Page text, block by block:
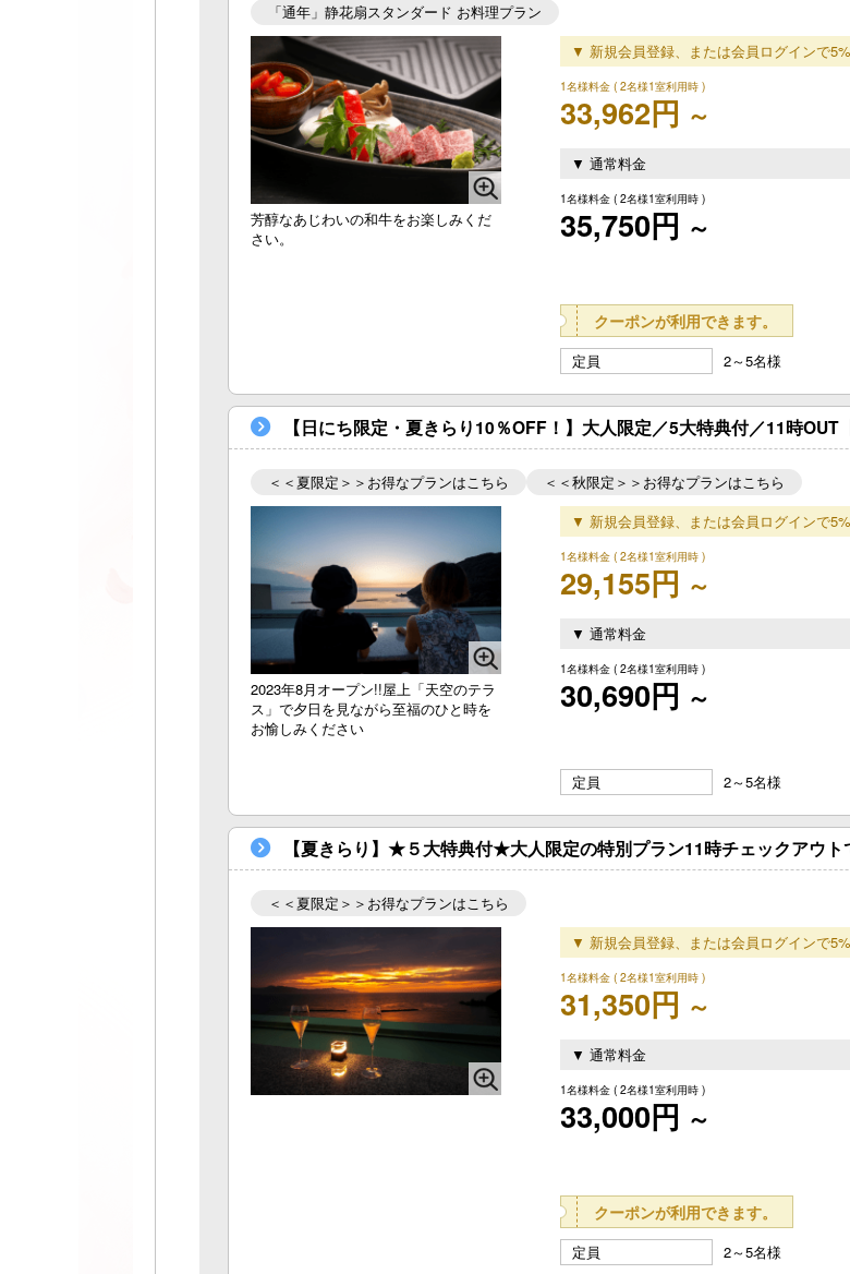
「通年」静花扇スタンダード お料理プラン
芳醇なあじわいの和牛をお楽しみくだ
さい。
▼ 新規会員登録、または会員ログインで
1名様料金 ( 2名様1室利用時 )
33,962円 ～
▼ 通常料金
1名様料金 ( 2名様1室利用時 )
35,750円 ～
クーポンが利用できます。
定員 2～5名様
【日にち限定・夏きらり10％OFF！】大人限定／5大特典付／11時OUT
＜＜夏限定＞＞お得なプランはこちら ＜＜秋限定＞＞お得なプランはこちら
2023年8月オープン!!屋上「天空のテラ
ス」で夕日を見ながら至福のひと時を
お愉しみください
▼ 新規会員登録、または会員ログインで
1名様料金 ( 2名様1室利用時 )
29,155円 ～
▼ 通常料金
1名様料金 ( 2名様1室利用時 )
30,690円 ～
定員
2～5名様
【夏きらり】★５大特典付★大人限定の特別プラン11時チェックアウト
＜＜夏限定＞＞お得なプランはこちら
▼ 新規会員登録、または会員ログインで
1名様料金 ( 2名様1室利用時 )
31,350円 ～
▼ 通常料金
1名様料金 ( 2名様1室利用時 )
33,000円 ～
クーポンが利用できます。
定員 2～5名様